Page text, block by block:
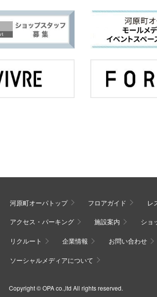
河原町オーパトップ フロアガイド レ
アクセス・パーキング 施設案内 ショ
リクルート 企業情報 お問い合わせ
ソーシャルメディアについて
Copyright © OPA co.,ltd All rights reserved.